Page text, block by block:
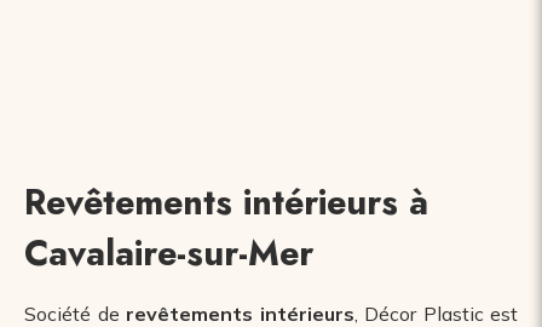
Revêtements intérieurs à
Cavalaire-sur-Mer
Société de revêtements intérieurs, Décor Plastic est